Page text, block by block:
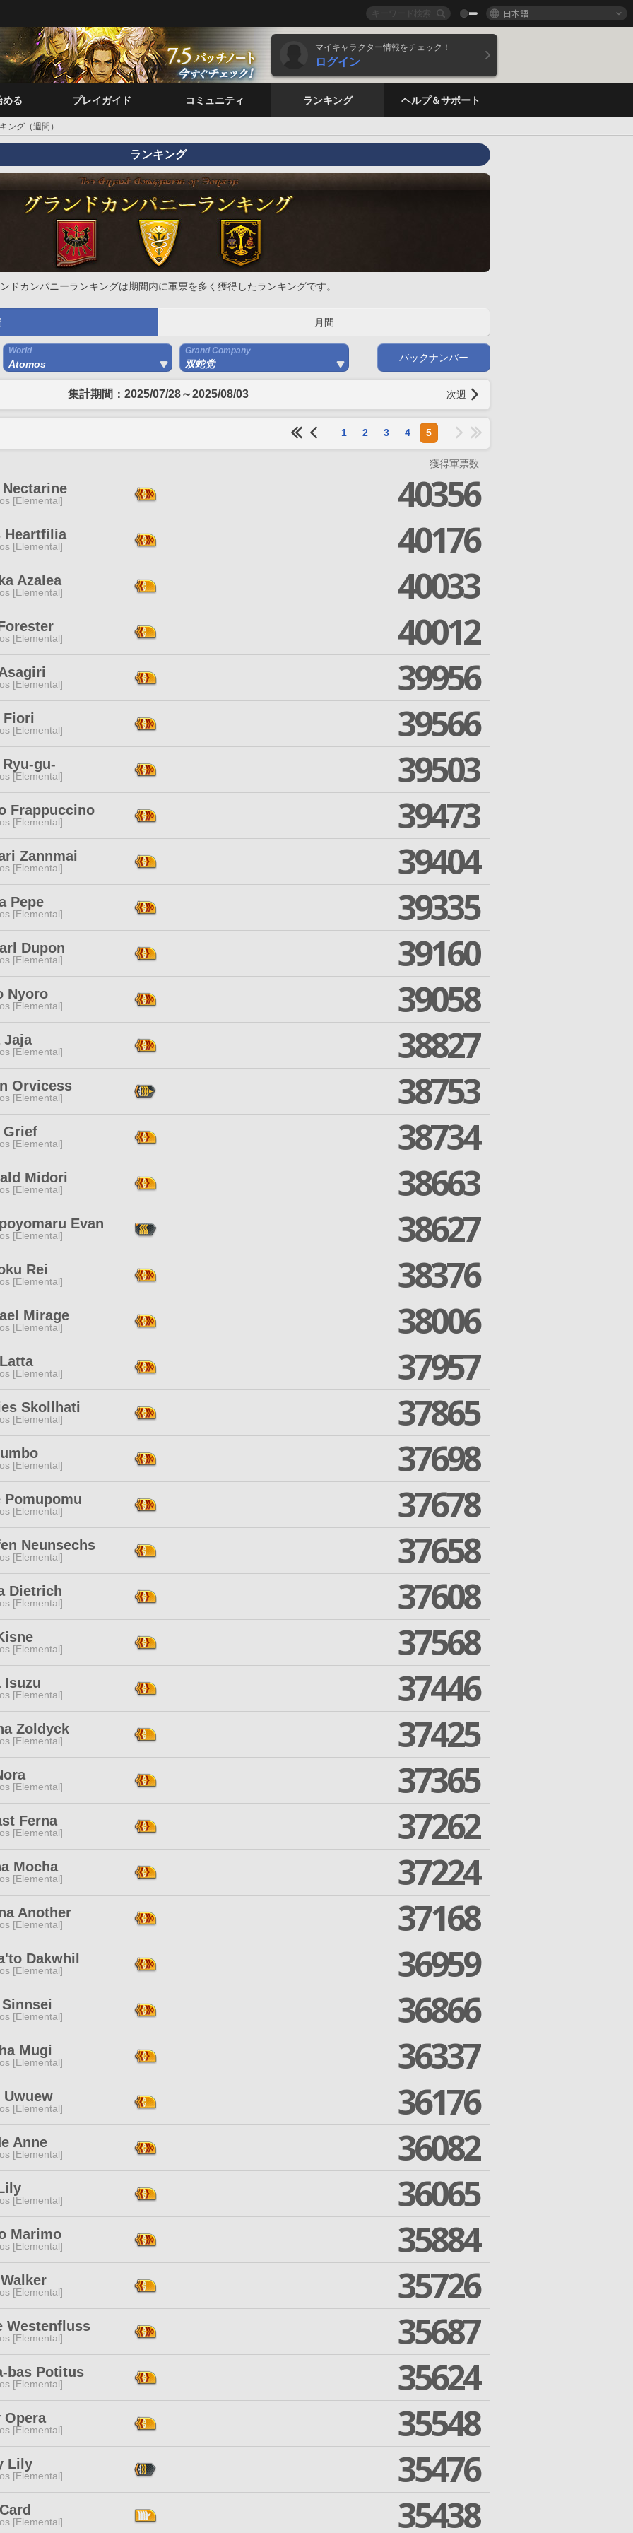
日本語
マイキャラクター情報をチェック！
ログイン
める プレイガイド コミュニティ ランキング ヘルプ＆サポート
ング（週間）
ランキング
ドカンパニーランキングは期間内に軍票を多く獲得したランキングです。
月間
World
Atomos
Grand Company
双蛇党
バックナンバー
集計期間：2025/07/28～2025/08/03 次週
1 2 3 4 5
獲得軍票数
[Elemental] 40356
Heartfilia
[Elemental] 40176
Azalea
[Elemental] 40033
[Elemental] 40012
[Elemental] 39956
Fiori
[Elemental] 39566
Ryu-gu-
[Elemental] 39503
Frappuccino
[Elemental] 39473
Zannmai
[Elemental] 39404
Pepe
[Elemental] 39335
Dupon
[Elemental] 39160
Nyoro
[Elemental] 39058
Jaja
[Elemental] 38827
Orvicess
[Elemental] 38753
Grief
[Elemental] 38734
Midori
[Elemental] 38663
Evan
[Elemental] 38627
Rei
[Elemental] 38376
Mirage
[Elemental] 38006
[Elemental] 37957
Skollhati
[Elemental] 37865
[Elemental] 37698
Pomupomu
[Elemental] 37678
Neunsechs
[Elemental] 37658
Dietrich
[Elemental] 37608
[Elemental] 37568
Isuzu
[Elemental] 37446
Zoldyck
[Elemental] 37425
[Elemental] 37365
Ferna
[Elemental] 37262
Mocha
[Elemental] 37224
Another
[Elemental] 37168
Dakwhil
[Elemental] 36959
[Elemental] 36866
Mugi
[Elemental] 36337
Uwuew
[Elemental] 36176
Anne
[Elemental] 36082
[Elemental] 36065
Marimo
[Elemental] 35884
[Elemental] 35726
Westenfluss
[Elemental] 35687
bas Potitus
[Elemental] 35624
Opera
[Elemental] 35548
Lily
[Elemental] 35476
[Elemental] 35438